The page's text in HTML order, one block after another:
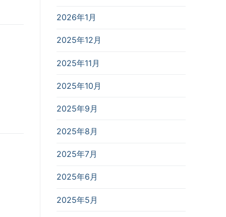
2026年1月
2025年12月
2025年11月
2025年10月
2025年9月
2025年8月
2025年7月
2025年6月
2025年5月